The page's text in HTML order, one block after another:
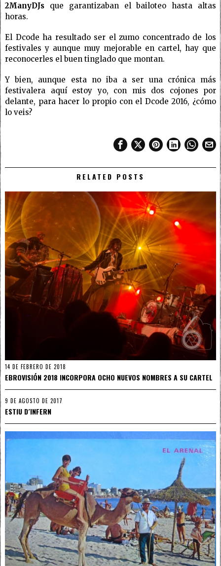
2ManyDJs que garantizaban el bailoteo hasta altas
horas.
El Dcode ha resultado ser el zumo concentrado de los
festivales y aunque muy mejorable en cartel, hay que
reconocerles el buen tinglado que montan.
Y bien, aunque esta no iba a ser una crónica más
festivalera aquí estoy yo, con mis dos cojones por
delante, para hacer lo propio con el Dcode 2016, ¿cómo
lo veis?
RELATED POSTS
14 DE FEBRERO DE 2018
EBROVISIÓN 2018 INCORPORA OCHO NUEVOS NOMBRES A SU CARTEL
9 DE AGOSTO DE 2017
ESTIU D´INFERN